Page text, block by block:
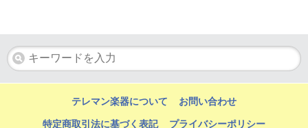
テレマン楽器について お問い合わせ
特定商取引法に基づく表記 プライバシーポリシー